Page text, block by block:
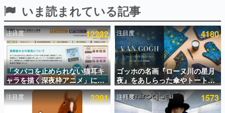
殿堂入り記事
SNS拡散数が数千以上！ ページビュー数万以上！ などな
ど。多くの人々に読まれた、電ファミ渾身の“殿堂入り”記
事をまとめました。
ゲームの企画書
名作ゲームクリエイターの方々に製作時のエピソードをお
聞きし、ヒットする企画（ゲーム）とは何か？を探ってい
きます。
赫本
この物語を解いてはいけない。『赫本』は、〈試験問題〉
の形をした短編ホラー小説集です。
いま読まれている記事
注目度 12232
「タバコを止められない猫耳キ
ャラを描く深夜枠アニメ」に視
聴者の一部から批判意見。違法
薬物の使用と思しき描写も含め
て、BPOが議論を交わす
注目度 4180
ゴッホの名画『ローヌ川の星月
夜』をあしらった傘やトートバ
ッグなどが登場。8月7日21時よ
り2日間限定で予約販売
注目度 3201 注目度 1573